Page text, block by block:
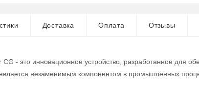
Доставка Оплата Отзывы
- это инновационное устройство, разработанное для
незаменимым компонентом в промышленных